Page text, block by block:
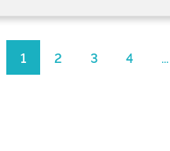
1 2 3 4 ...